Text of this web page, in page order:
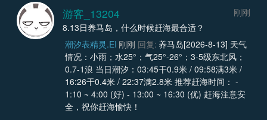
游客_13204
刚刚
8.13日养马岛，什么时候赶海最合适？
潮汐表精灵.EI 刚刚 回复: 养马岛[2026-8-13] 天气
情况：小雨；水25°；气25°-26°；3-5级东北风；
0.7-1浪 当日潮汐：03:45干0.9米 / 09:58满3米 /
16:26干0.4米 / 22:37满2.8米 推荐赶海时间： -
1:10 ~ 4:00 (好) - 13:00 ~ 16:30 (优) 赶海注意安
全，祝你赶海愉快！